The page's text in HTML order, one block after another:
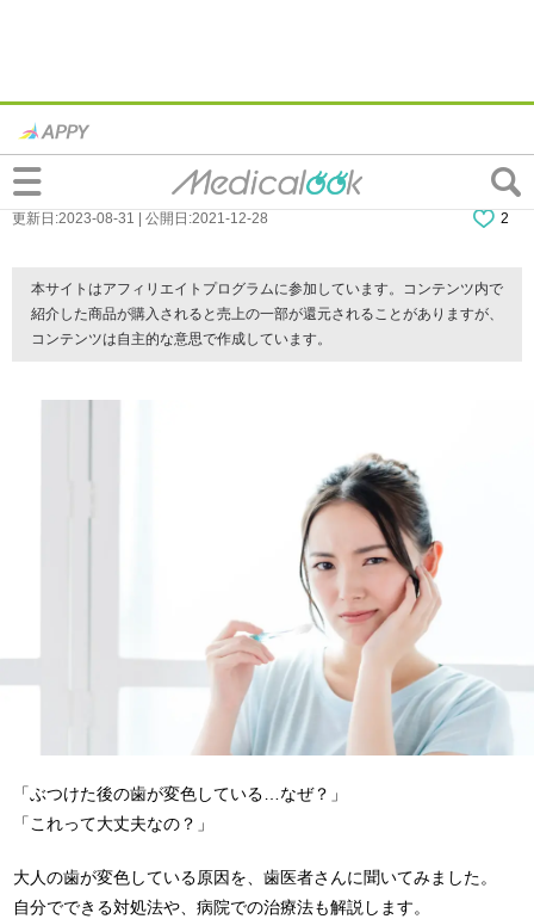
大人の歯｜歯をぶつけたら…変色した！内
出血？神経が死んだ？
更新日:2023-08-31 | 公開日:2021-12-28 2
本サイトはアフィリエイトプログラムに参加しています。コンテンツ内で
紹介した商品が購入されると売上の一部が還元されることがありますが、
コンテンツは自主的な意思で作成しています。
「ぶつけた後の歯が変色している…なぜ？」
「これって大丈夫なの？」
大人の歯が変色している原因を、歯医者さんに聞いてみました。
自分でできる対処法や、病院での治療法も解説します。